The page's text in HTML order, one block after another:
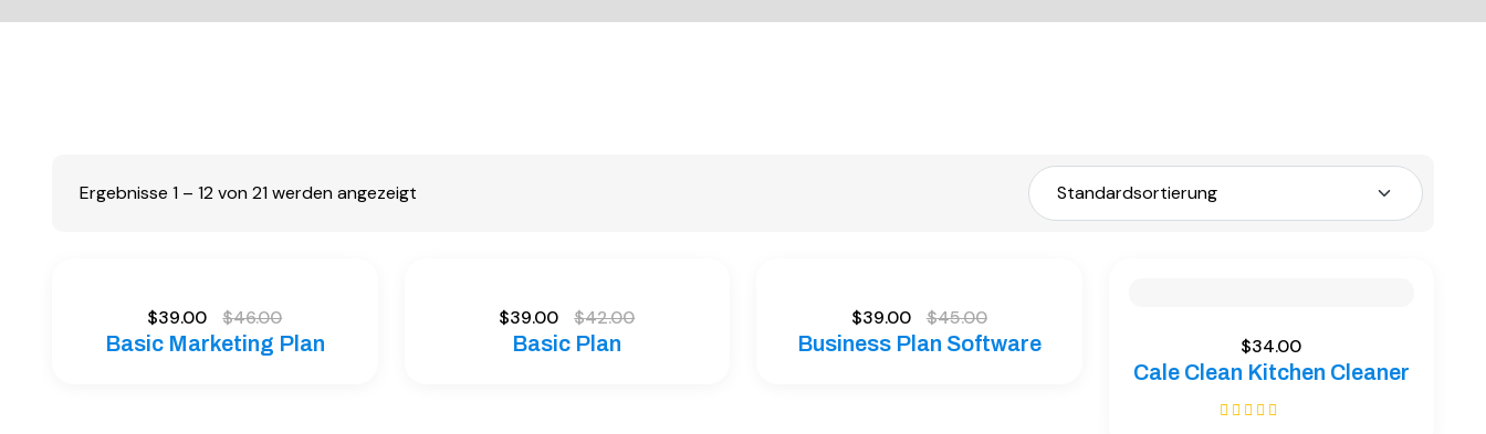
Ergebnisse 1 – 12 von 21 werden angezeigt
$39.00 $46.00
Basic Marketing Plan
$39.00 $42.00
Basic Plan
$39.00 $45.00
Business Plan Software $34.00
Cale Clean Kitchen Cleaner